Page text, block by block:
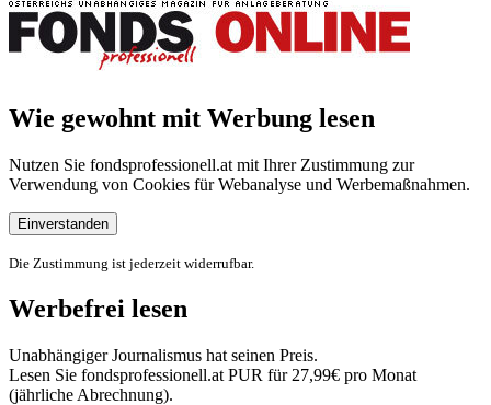
Wie gewohnt mit Werbung lesen
Nutzen Sie fondsprofessionell.at mit Ihrer Zustimmung zur
Verwendung von Cookies für Webanalyse und Werbemaßnahmen.
Einverstanden
Die Zustimmung ist jederzeit widerrufbar.
Werbefrei lesen
Unabhängiger Journalismus hat seinen Preis.
Lesen Sie fondsprofessionell.at PUR für 27,99€ pro Monat
(jährliche Abrechnung).